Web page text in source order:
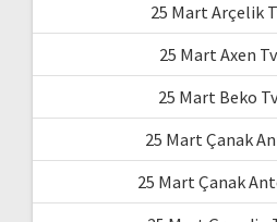
25 Mart Arçelik
25 Mart Axen
25 Mart Beko
25 Mart Çanak
25 Mart Çanak